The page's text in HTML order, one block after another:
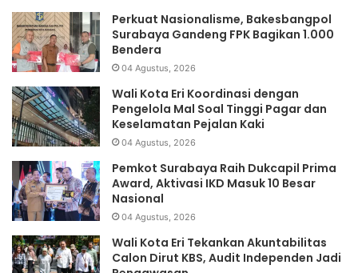
Perkuat Nasionalisme, Bakesbangpol
Surabaya Gandeng FPK Bagikan 1.000
Bendera
04 Agustus, 2026
Wali Kota Eri Koordinasi dengan
Pengelola Mal Soal Tinggi Pagar dan
Keselamatan Pejalan Kaki
04 Agustus, 2026
Pemkot Surabaya Raih Dukcapil Prima
Award, Aktivasi IKD Masuk 10 Besar
Nasional
04 Agustus, 2026
Wali Kota Eri Tekankan Akuntabilitas
Calon Dirut KBS, Audit Independen Jadi